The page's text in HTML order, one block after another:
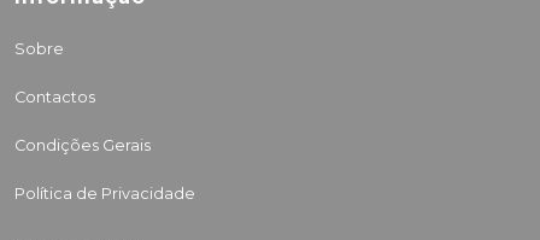
Sobre
Contactos
Condições Gerais
Política de Privacidade